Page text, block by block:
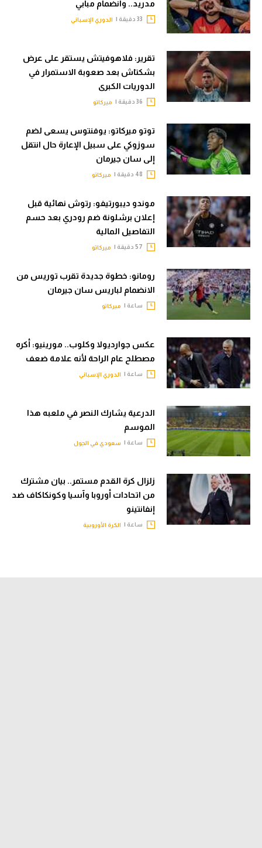
مدريد.. وانضمام مبابي
الدوري الإسباني
تقرير: فلاهوفيتش يستقر على عرض
بشكتاش بعد صعوبة الاستمرار في
الدوريات الكبرى
ميركاتو
توتو ميركاتو: يوفنتوس يسعى لضم
سوزوكي على سبيل الإعارة حال انتقل
إلى سان جيرمان
ميركاتو
موندو ديبورتيفو: رتوش نهائية قبل
إعلان برشلونة ضم رودري بعد حسم
التفاصيل المالية
ميركاتو
رومانو: خطوة جديدة تقرب توريس من
الانضمام لباريس سان جيرمان
ساعة | ميركاتو
عكس جوارديولا وكلوب.. مورينيو: أكره
مصطلح عام الراحة لأنه علامة ضعف
ساعة | الدوري الإسباني
الدرعية يشارك النصر في ملعبه هذا
الموسم
ساعة | سعودي في الجول
زلزال كرة القدم مستمر.. بيان مشترك
من اتحادات أوروبا وآسيا وكونكاكاف ضد
إنفانتينو
ساعة | الكرة الأوروبية